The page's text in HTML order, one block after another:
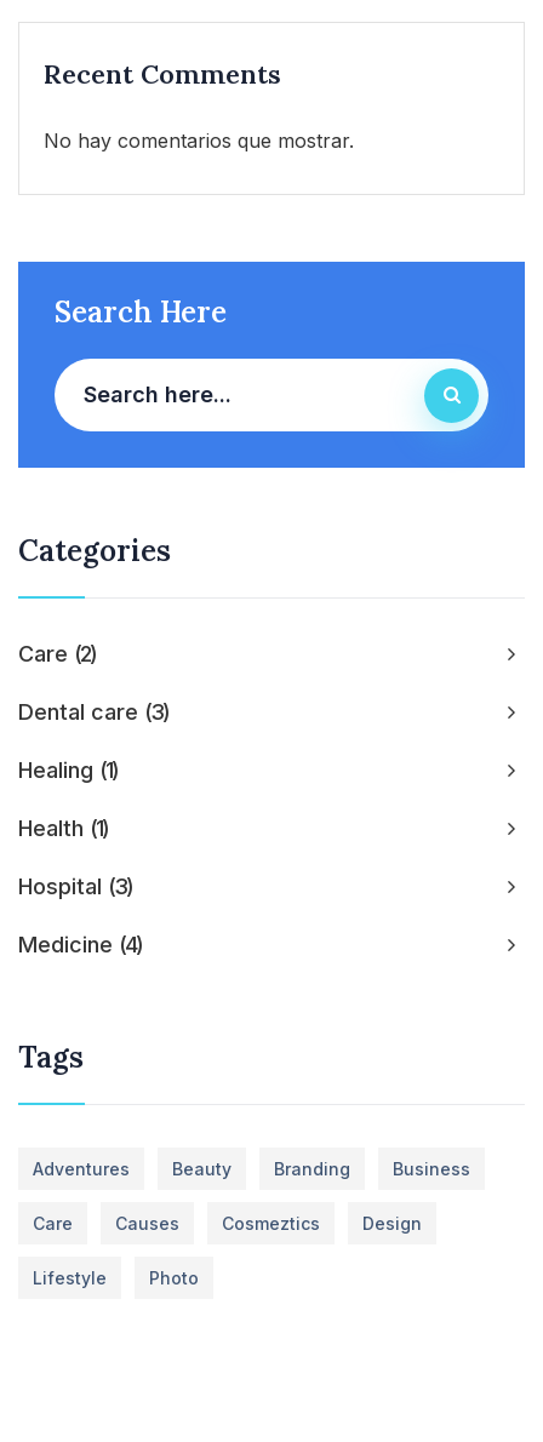
Recent Comments
No hay comentarios que mostrar.
Search Here
Categories
Care 2
Dental care 3
Healing 1
Health 1
Hospital 3
Medicine 4
Tags
Adventures Beauty Branding Business
Care Causes Cosmeztics Design
Lifestyle Photo